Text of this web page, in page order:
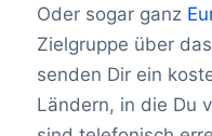
Brazil16,340,397
Brunei
Bulgarien 601.634
Burkina Faso458
Burundi184
Oder sogar ganz
Zielgruppe über
senden Dir ein
Ländern, in die Du